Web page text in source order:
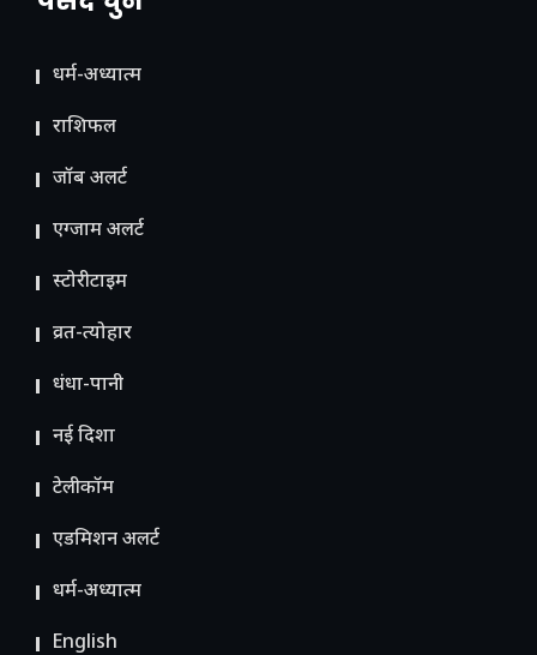
धर्म-अध्यात्म
राशिफल
जॉब अलर्ट
एग्जाम अलर्ट
स्टोरीटाइम
व्रत-त्योहार
धंधा-पानी
नई दिशा
टेलीकॉम
ए​डमिशन अलर्ट
धर्म-अध्यात्म
English